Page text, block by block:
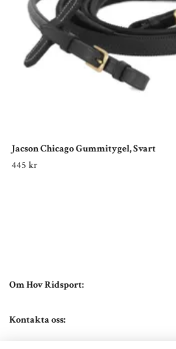
Jacson Chicago Gummitygel, Svart
445 kr
Om Hov Ridsport:
Kontakta oss: